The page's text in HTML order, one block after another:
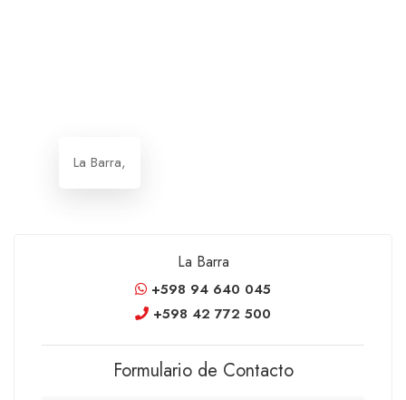
La Barra,
La Barra
+598 94 640 045
+598 42 772 500
Formulario de Contacto